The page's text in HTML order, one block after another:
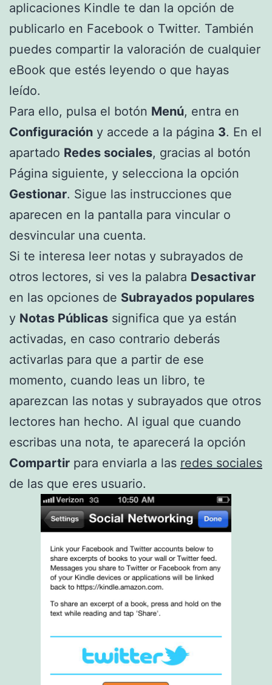
aplicaciones Kindle te dan la opción de
publicarlo en Facebook o Twitter. También
puedes compartir la valoración de cualquier
eBook que estés leyendo o que hayas
leído.
Para ello, pulsa el botón Menú, entra en
Configuración y accede a la página 3. En el
apartado Redes sociales, gracias al botón
Página siguiente, y selecciona la opción
Gestionar. Sigue las instrucciones que
aparecen en la pantalla para vincular o
desvincular una cuenta.
Si te interesa leer notas y subrayados de
otros lectores, si ves la palabra Desactivar
en las opciones de Subrayados populares
y Notas Públicas significa que ya están
activadas, en caso contrario deberás
activarlas para que a partir de ese
momento, cuando leas un libro, te
aparezcan las notas y subrayados que otros
lectores han hecho. Al igual que cuando
escribas una nota, te aparecerá la opción
Compartir para enviarla a las redes sociales
de las que eres usuario.